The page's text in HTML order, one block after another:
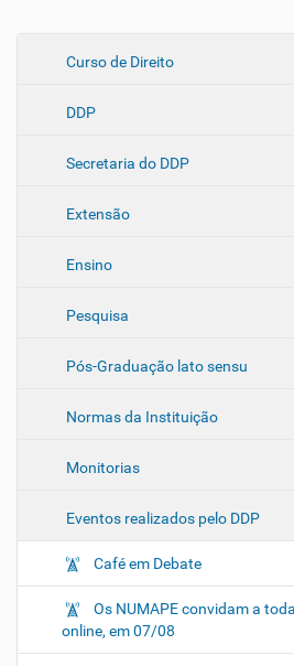
Curso de Direito
DDP
Secretaria do DDP
Extensão
Ensino
Pesquisa
Pós-Graduação lato sensu
Normas da Instituição
Monitorias
Eventos realizados pelo DDP
Café em Debate
Os NUMAPE convidam a
online, em 07/08